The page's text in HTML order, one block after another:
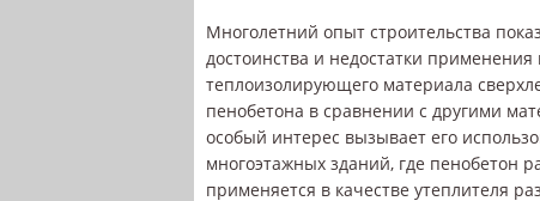
Многолетний опыт строительства
достоинства и недостатки применения
теплоизолирующего материала
пенобетона в сравнении с другими
особый интерес вызывает его
многоэтажных зданий, где пенобетон
применяется в качестве утеплителя